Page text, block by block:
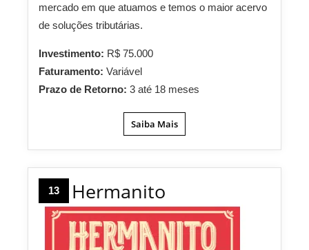
mercado em que atuamos e temos o maior acervo
de soluções tributárias.
Investimento: R$ 75.000
Faturamento: Variável
Prazo de Retorno: 3 até 18 meses
Saiba Mais
13 Hermanito